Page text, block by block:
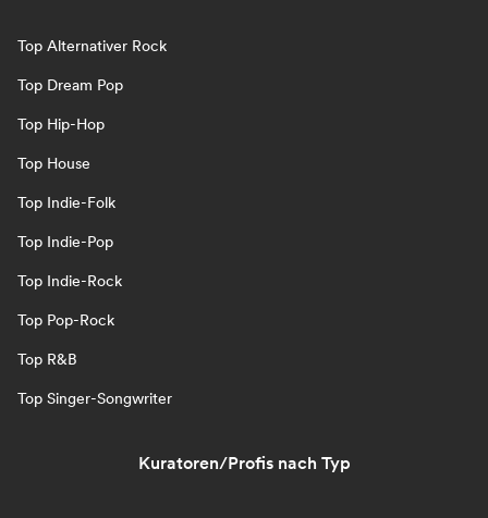
Top Alternativer Rock
Top Dream Pop
Top Hip-Hop
Top House
Top Indie-Folk
Top Indie-Pop
Top Indie-Rock
Top Pop-Rock
Top R&B
Top Singer-Songwriter
Kuratoren/Profis nach Typ